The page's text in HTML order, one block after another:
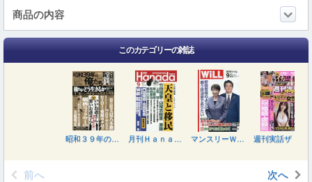
商品の内容
このカテゴリーの雑誌
前へ 次へ